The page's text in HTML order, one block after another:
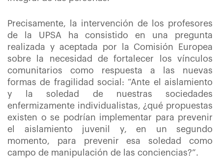
Precisamente, la intervención de los profesores
de la UPSA ha consistido en una pregunta
realizada y aceptada por la Comisión Europea
sobre la necesidad de fortalecer los vínculos
comunitarios como respuesta a las nuevas
formas de fragilidad social : “Ante el aislamiento
y la soledad de nuestras sociedades
enfermizamente individualistas, ¿qué propuestas
existen o se podrían implementar para prevenir
el aislamiento juvenil y, en un segundo
momento, para prevenir esa soledad como
campo de manipulación de las conciencias?”.